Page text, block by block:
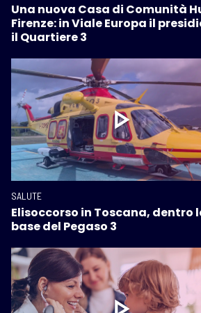
Una nuova Casa di Comunità
Firenze: in Viale Europa il
il Quartiere 3
SALUTE
Elisoccorso in Toscana, dentro
base del Pegaso 3